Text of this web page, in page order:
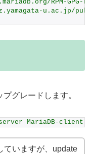
RPM-GPG-
u.ac.jp/pub/
グレードします。
MariaDB-client
ていますが、update